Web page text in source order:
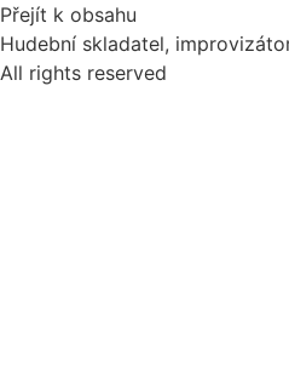
Přejít k obsahu
Hudební skladatel,
All rights reserved